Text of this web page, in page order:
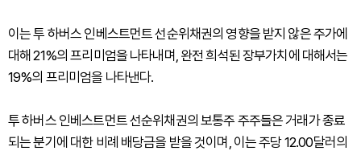
이는 투 하버스 인베스트먼트 선순위채권의 영향을 받지 않은 주가에
대해 21%의 프리미엄을 나타내며, 완전 희석된 장부가치에 대해서는
19%의 프리미엄을 나타낸다.
투 하버스 인베스트먼트 선순위채권의 보통주 주주들은 거래가 종료
되는 분기에 대한 비례 배당금을 받을 것이며, 이는 주당 12.00달러의